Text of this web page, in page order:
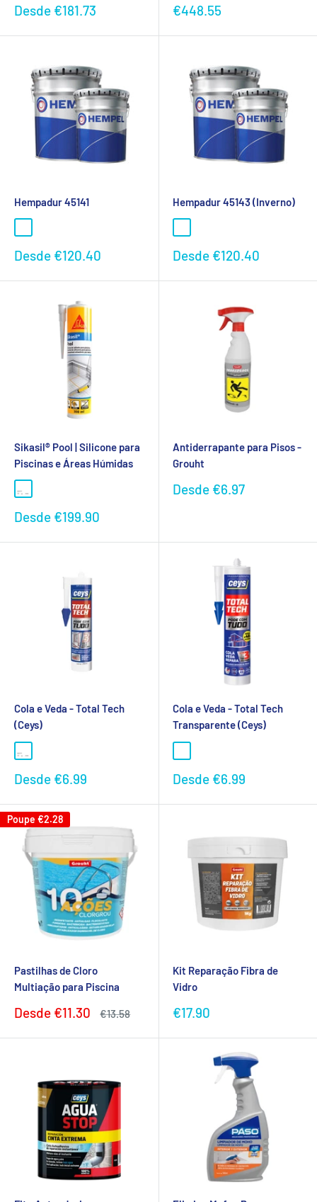
Preço
Desde €181.73
Preço
€448.55
Hempadur 45141
Preço
Desde €120.40
Hempadur 45143 (Inverno)
Preço
Desde €120.40
Sikasil® Pool | Silicone para
Piscinas e Áreas Húmidas
Preço
Desde €199.90
Antiderrapante para Pisos -
Grouht
Preço
Desde €6.97
Cola e Veda - Total Tech
(Ceys)
Preço
Desde €6.99
Cola e Veda - Total Tech
Transparente (Ceys)
Preço
Desde €6.99
Poupe €2.28
Pastilhas de Cloro
Multiação para Piscina
Preço
Desde €11.30
Preço
€13.58
Kit Reparação Fibra de
Vidro
Preço
€17.90